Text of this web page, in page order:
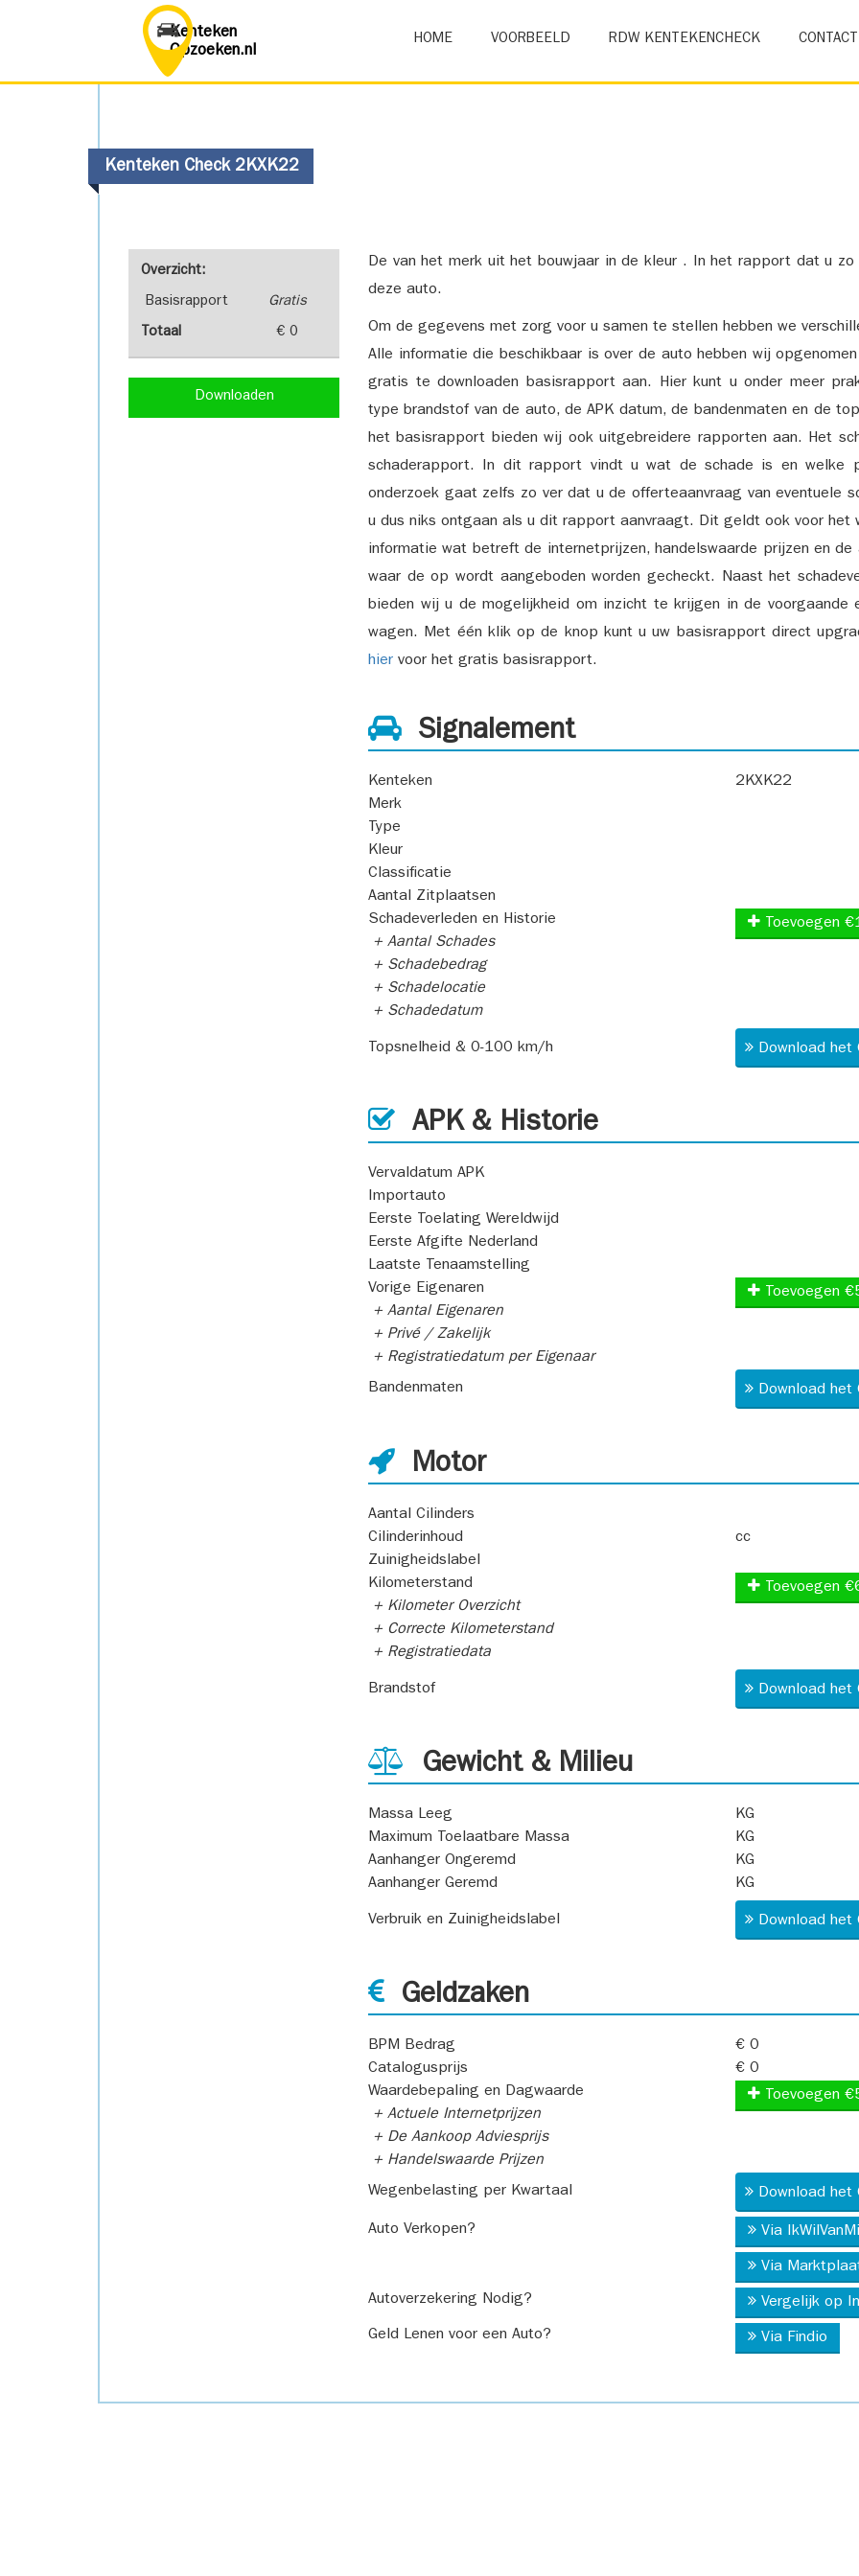
Kenteken
Opzoeken.nl
HOME VOORBEELD RDW KENTEKENCHECK CONTACT
Kenteken Check 2KXK22
Overzicht:
Basisrapport Gratis
Totaal € 0
Downloaden
De van het merk uit het bouwjaar in de kleur . In het rapport dat u
deze auto.
Om de gegevens met zorg voor u samen te stellen hebben we
Alle informatie die beschikbaar is over de auto hebben wij
gratis te downloaden basisrapport aan. Hier kunt u onder meer
type brandstof van de auto, de APK datum, de bandenmaten en de
het basisrapport bieden wij ook uitgebreidere rapporten aan. Het
schaderapport. In dit rapport vindt u wat de schade is en welke
onderzoek gaat zelfs zo ver dat u de offerteaanvraag van eventuele
u dus niks ontgaan als u dit rapport aanvraagt. Dit geldt ook voor
informatie wat betreft de internetprijzen, handelswaarde prijzen en
waar de op wordt aangeboden worden gecheckt. Naast het
bieden wij u de mogelijkheid om inzicht te krijgen in de voorgaande
wagen. Met één klik op de knop kunt u uw basisrapport direct
hier voor het gratis basisrapport.
Signalement
Kenteken
2KXK22
Merk
Type
Kleur
Classificatie
Aantal Zitplaatsen
Schadeverleden en Historie
+ Aantal Schades
+ Schadebedrag
+ Schadelocatie
+ Schadedatum
Toevoegen
Topsnelheid & 0-100 km/h Download
APK & Historie
Vervaldatum APK
Importauto
Eerste Toelating Wereldwijd
Eerste Afgifte Nederland
Laatste Tenaamstelling
Vorige Eigenaren
+ Aantal Eigenaren
+ Privé / Zakelijk
+ Registratiedatum per Eigenaar
Toevoegen
Bandenmaten Download
Motor
Aantal Cilinders
Cilinderinhoud
cc
Zuinigheidslabel
Kilometerstand
+ Kilometer Overzicht
+ Correcte Kilometerstand
+ Registratiedata
Toevoegen
Brandstof Download
Gewicht & Milieu
Massa Leeg
KG
Maximum Toelaatbare Massa
KG
Aanhanger Ongeremd
KG
Aanhanger Geremd
KG
Verbruik en Zuinigheidslabel Download
Geldzaken
BPM Bedrag
€ 0
Catalogusprijs
€ 0
Waardebepaling en Dagwaarde
+ Actuele Internetprijzen
+ De Aankoop Adviesprijs
+ Handelswaarde Prijzen
Toevoegen
Wegenbelasting per Kwartaal Download
Auto Verkopen? Via
Via
Autoverzekering Nodig? Vergelijk op
Geld Lenen voor een Auto? Via Findio